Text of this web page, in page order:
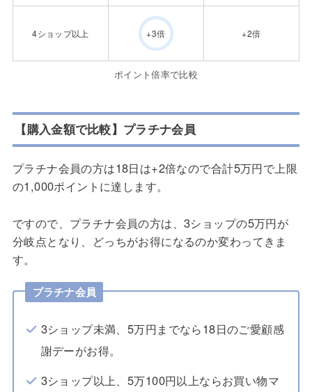
4ショップ以上 +3倍 +2倍
ポイント倍率で比較
【購入金額で比較】プラチナ会員
プラチナ会員の方は18日は+2倍なので合計5万円で上限
の1,000ポイントに達します。
ですので、プラチナ会員の方は、3ショップの5万円が
分岐点となり、どっちがお得になるのか変わってきま
す。
プラチナ会員
3ショップ未満、5万円までなら18日のご愛顧感
謝デーがお得。
3ショップ以上、5万100円以上ならお買い物マ